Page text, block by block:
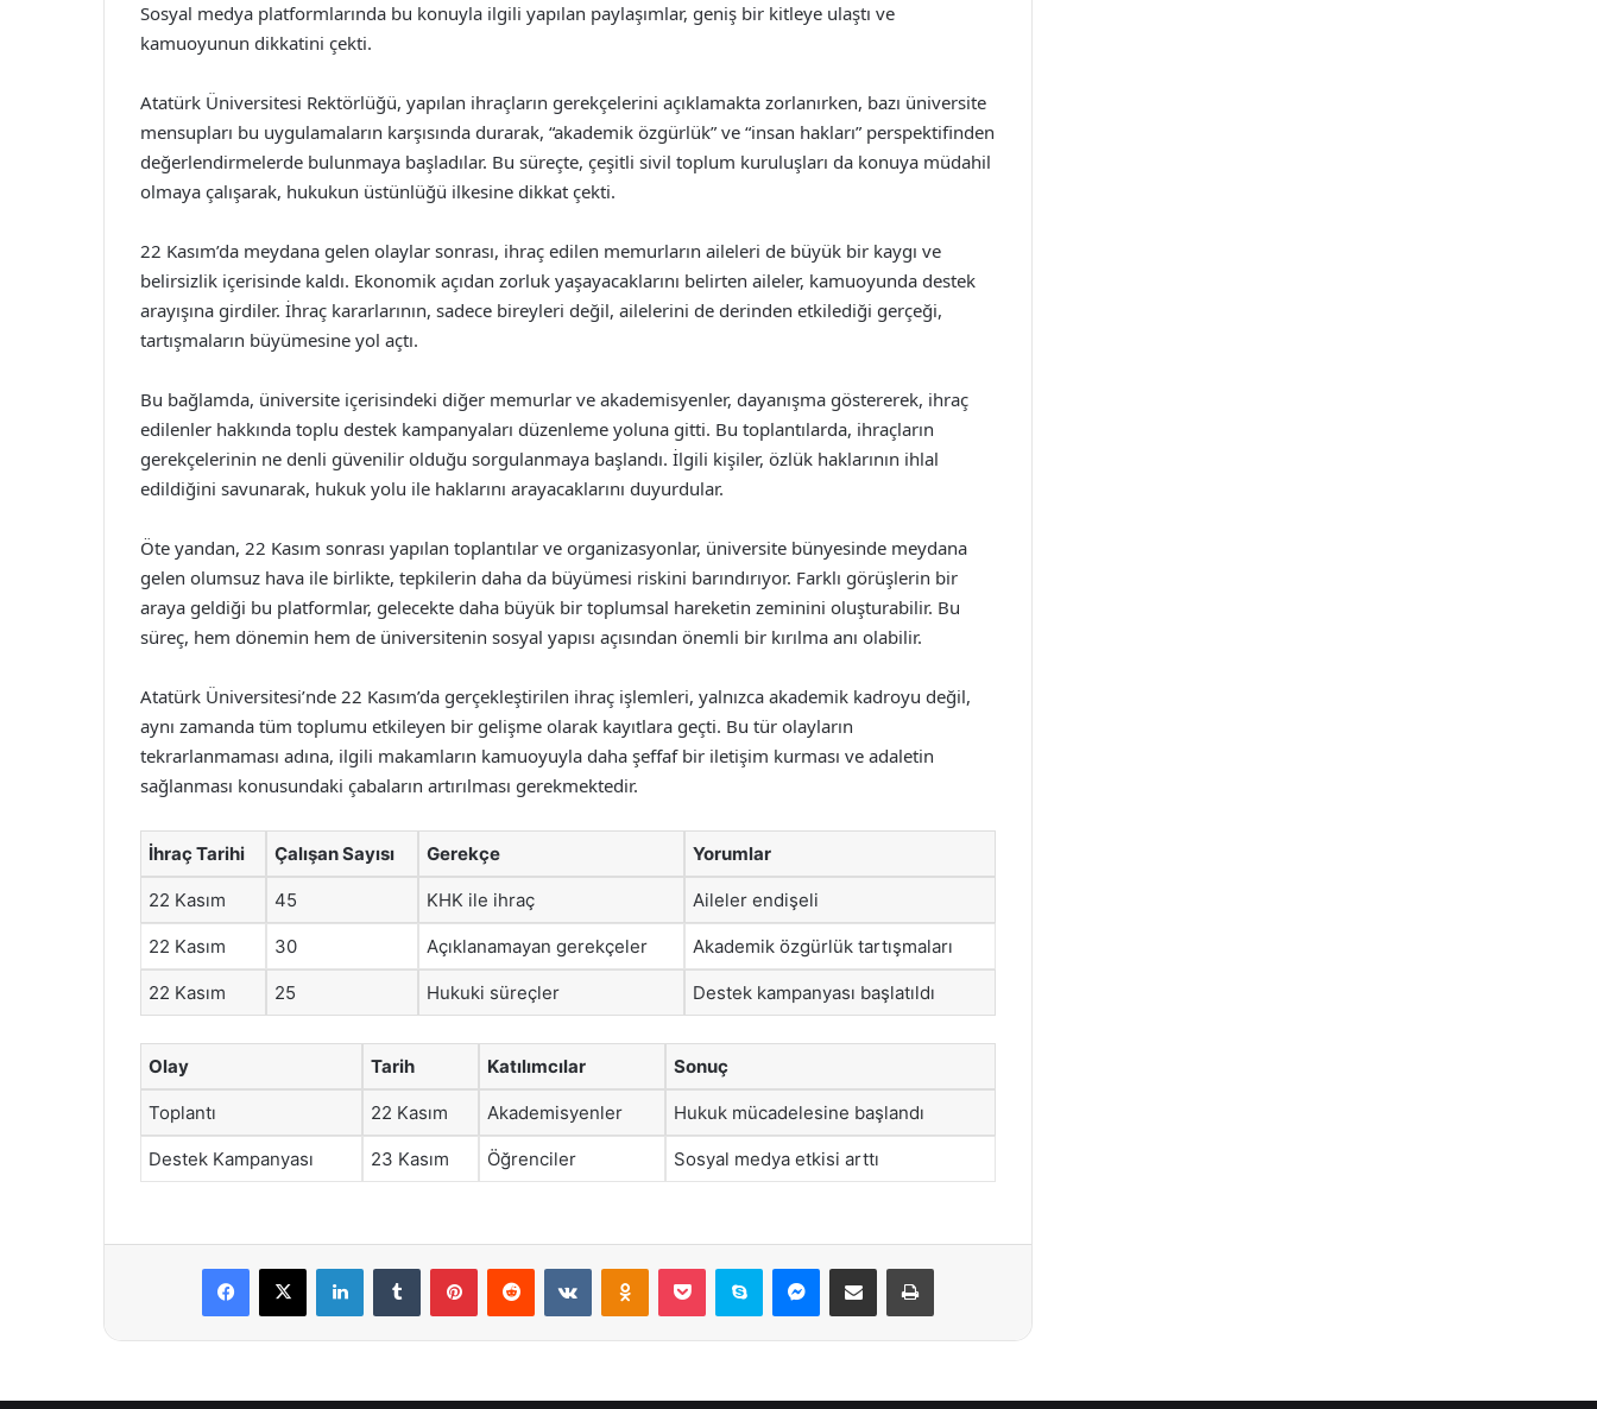
Sosyal medya platformlarında bu konuyla ilgili yapılan paylaşımlar, geniş bir kitleye ulaştı ve
kamuoyunun dikkatini çekti.
Atatürk Üniversitesi Rektörlüğü, yapılan ihraçların gerekçelerini açıklamakta zorlanırken, bazı üniversite
mensupları bu uygulamaların karşısında durarak, “akademik özgürlük” ve “insan hakları” perspektifinden
değerlendirmelerde bulunmaya başladılar. Bu süreçte, çeşitli sivil toplum kuruluşları da konuya müdahil
olmaya çalışarak, hukukun üstünlüğü ilkesine dikkat çekti.
22 Kasım’da meydana gelen olaylar sonrası, ihraç edilen memurların aileleri de büyük bir kaygı ve
belirsizlik içerisinde kaldı. Ekonomik açıdan zorluk yaşayacaklarını belirten aileler, kamuoyunda destek
arayışına girdiler. İhraç kararlarının, sadece bireyleri değil, ailelerini de derinden etkilediği gerçeği,
tartışmaların büyümesine yol açtı.
Bu bağlamda, üniversite içerisindeki diğer memurlar ve akademisyenler, dayanışma göstererek, ihraç
edilenler hakkında toplu destek kampanyaları düzenleme yoluna gitti. Bu toplantılarda, ihraçların
gerekçelerinin ne denli güvenilir olduğu sorgulanmaya başlandı. İlgili kişiler, özlük haklarının ihlal
edildiğini savunarak, hukuk yolu ile haklarını arayacaklarını duyurdular.
Öte yandan, 22 Kasım sonrası yapılan toplantılar ve organizasyonlar, üniversite bünyesinde meydana
gelen olumsuz hava ile birlikte, tepkilerin daha da büyümesi riskini barındırıyor. Farklı görüşlerin bir
araya geldiği bu platformlar, gelecekte daha büyük bir toplumsal hareketin zeminini oluşturabilir. Bu
süreç, hem dönemin hem de üniversitenin sosyal yapısı açısından önemli bir kırılma anı olabilir.
Atatürk Üniversitesi’nde 22 Kasım’da gerçekleştirilen ihraç işlemleri, yalnızca akademik kadroyu değil,
aynı zamanda tüm toplumu etkileyen bir gelişme olarak kayıtlara geçti. Bu tür olayların
tekrarlanmaması adına, ilgili makamların kamuoyuyla daha şeffaf bir iletişim kurması ve adaletin
sağlanması konusundaki çabaların artırılması gerekmektedir.
İhraç Tarihi Çalışan Sayısı Gerekçe Yorumlar
22 Kasım 45 KHK ile ihraç Aileler endişeli
22 Kasım 30 Açıklanamayan gerekçeler Akademik özgürlük tartışmaları
22 Kasım 25 Hukuki süreçler Destek kampanyası başlatıldı
Olay Tarih Katılımcılar Sonuç
Toplantı 22 Kasım Akademisyenler Hukuk mücadelesine başlandı
Destek Kampanyası 23 Kasım Öğrenciler Sosyal medya etkisi arttı
Facebook
X LinkedInTumblr PinterestReddit VKontakteOdnoklassniki
Pocket Skype Messenger
E-Posta ile paylaş Yazdır